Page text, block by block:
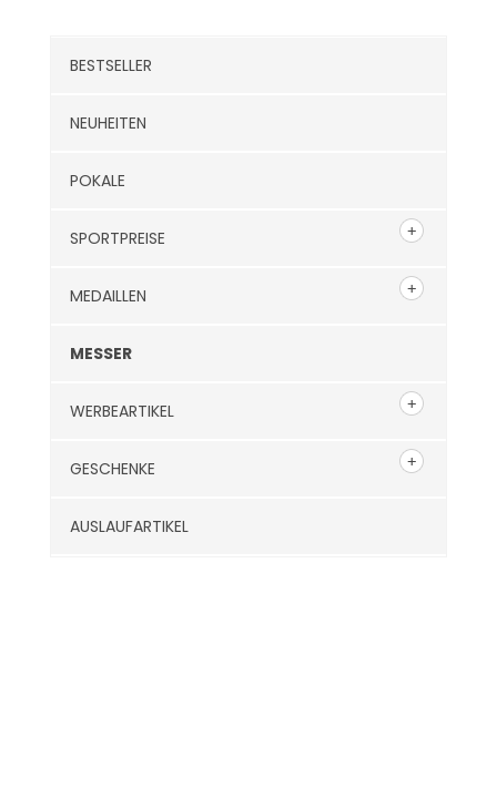
BESTSELLER
NEUHEITEN
POKALE
SPORTPREISE
MEDAILLEN
MESSER
WERBEARTIKEL
GESCHENKE
AUSLAUFARTIKEL